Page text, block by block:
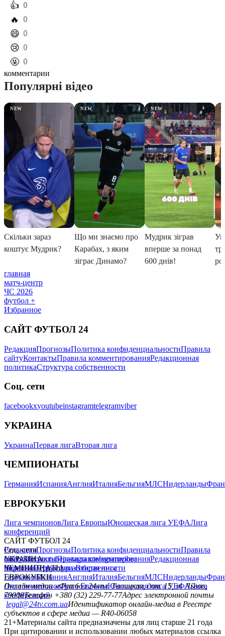
️👍 0
️🔥 0
️😄 0
️😢 0
️🤬 0
комментарии
главная
матч-центр
ЧС 2026
футбол +
Избранное
САЙТ ФУТБОЛ 24
РедакцияПрогнозыПолитика конфиденциальностиПравила
сайтуКонтактыПравила комментированияРедакционная
политикаСтруктура собственности
Соц. сети
facebookxyoutubeinstagramtelegramviber
УКРАИНА
УкраинаПервая лигаВторая лига
ЧЕМПИОНАТЫ
ГерманияИспанияАнглияИталияБельгияМЛСНидерланды
ЕВРОКУБКИ
Лига чемпионовЛига ЕвропыЮношеская лига УЕФАЛига
конференций
САЙТ ФУТБОЛ 24
РедакцияПрогнозыПолитика конфиденциальностиПравила
сайтуКонтактыПравила комментированияРедакционная
политикаСтруктура собственности
Соц. сети
facebookxyoutubeinstagramtelegramviber
УКРАИНА
УкраинаПервая лигаВторая лига
ЧЕМПИОНАТЫ
ГерманияИспанияАнглияИталияБельгияМЛСНидерланды
ЕВРОКУБКИ
Лига чемпионовЛига ЕвропыЮношеская лига УЕФАЛига
конференций
Онлайн-медиа «Футбол 24»пл. Галицкая, дом. 15, м. Львов,
79008Телефон +380 (32) 229-77-77Адрес электронной почты
legal@24tv.com.uaИдентификатор онлайн-медиа в Реестре
субъектов в сфере медиа — R40-06058
21+Материалы сайта предназначены для лиц старше 21 года
При цитировании и использовании любых материалов ссылка